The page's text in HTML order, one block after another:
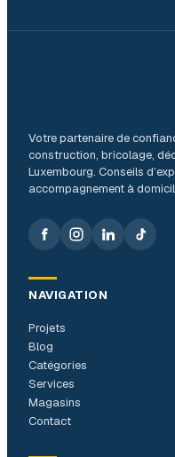
Votre partenaire de
construction, bricolage,
Luxembourg. Conseils
accompagnement à
NAVIGATION
Projets
Blog
Catégories
Services
Magasins
Contact